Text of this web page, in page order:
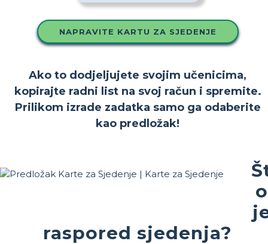
NAPRAVITE KARTU ZA SJEDENJE
Ako to dodjeljujete svojim učenicima,
kopirajte radni list na svoj račun i spremite.
Prilikom izrade zadatka samo ga odaberite
kao predložak!
o
raspored sjedenja?